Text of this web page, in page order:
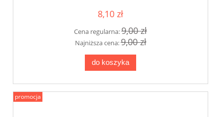
8,10 zł
Cena regularna:9,00 zł
Najniższa cena:9,00 zł
do koszyka
promocja